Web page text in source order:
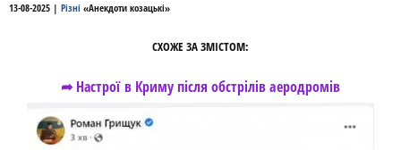
13-08-2025 | Різні «Анекдоти козацькі»
СХОЖЕ ЗА ЗМІСТОМ:
➦ Настрої в Криму після обстрілів аеродромів